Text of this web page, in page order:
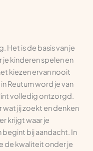
Het is de basis van je
je kinderen spelen en
kiezen ervan nooit
Reutum word je van
volledig ontzorgd.
wat jij zoekt en denken
krijgt waar je
begint bij aandacht. In
de kwaliteit onder je